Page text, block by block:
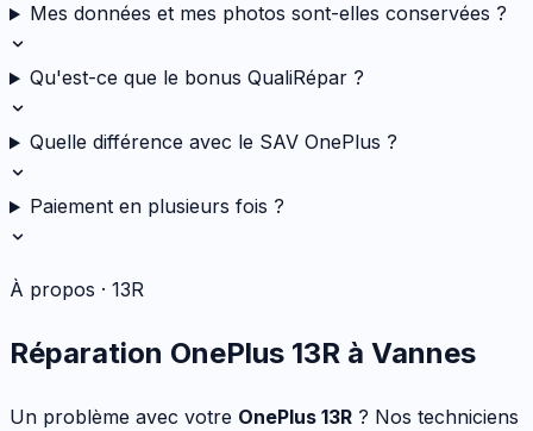
Mes données et mes photos sont-elles conservées ?
Qu'est-ce que le bonus QualiRépar ?
Quelle différence avec le SAV OnePlus ?
Paiement en plusieurs fois ?
À propos · 13R
Réparation OnePlus 13R à Vannes
Un problème avec votre OnePlus 13R ? Nos techniciens